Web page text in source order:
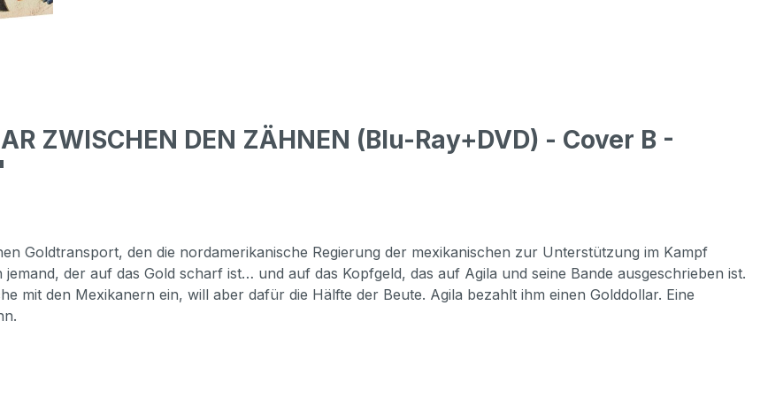
ZWISCHEN DEN ZÄHNEN (Blu-Ray+DVD) - Cover B -
Goldtransport, den die nordamerikanische Regierung der mexikanischen zur Unterstützung im Kampf
der auf das Gold scharf ist… und auf das Kopfgeld, das auf Agila und seine Bande ausgeschrieben ist.
mit den Mexikanern ein, will aber dafür die Hälfte der Beute. Agila bezahlt ihm einen Golddollar. Eine